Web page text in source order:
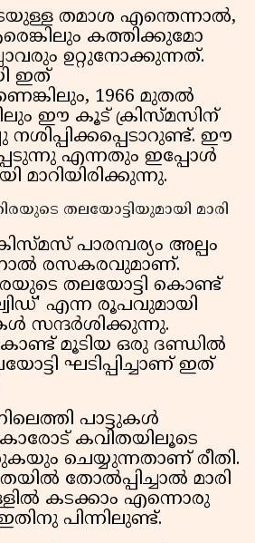
തമാശ എന്തെന്നാൽ,
കത്തിക്കുമോ
ഉറ്റുനോക്കുന്നത്.
ഇത്
1966 മുതൽ
ഈ കൂട് ക്രിസ്മസിന്
ഈ
എന്നതും ഇപ്പോൾ
മാറിയിരിക്കുന്നു.
തലയോട്ടിയുമായി മാരി
പാരമ്പര്യം അല്പം
രസകരവുമാണ്.
തലയോട്ടി കൊണ്ട്
ല്വിഡ്' എന്ന രൂപവുമായി
സന്ദർശിക്കുന്നു.
മൂടിയ ഒരു ദണ്ഡിൽ
ഘടിപ്പിച്ചാണ് ഇത്
പാട്ടുകൾ
കവിതയിലൂടെ
ചെയ്യുന്നതാണ് രീതി.
തോൽപ്പിച്ചാൽ മാരി
കടക്കാം എന്നൊരു
പിന്നിലുണ്ട്.